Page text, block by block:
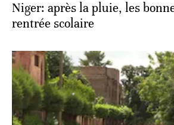
Niger: après la pluie, les
rentrée scolaire